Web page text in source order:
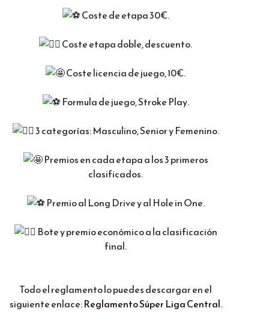
Coste de etapa 30€.
Coste etapa doble, descuento.
Coste licencia de juego, 10€.
Formula de juego, Stroke Play.
3 categorías: Masculino, Senior y Femenino.
Premios en cada etapa a los 3 primeros
clasificados.
Premio al Long Drive y al Hole in One.
Bote y premio económico a la clasificación
final.
Todo el reglamento lo puedes descargar en el
siguiente enlace:Reglamento Súper Liga Central.